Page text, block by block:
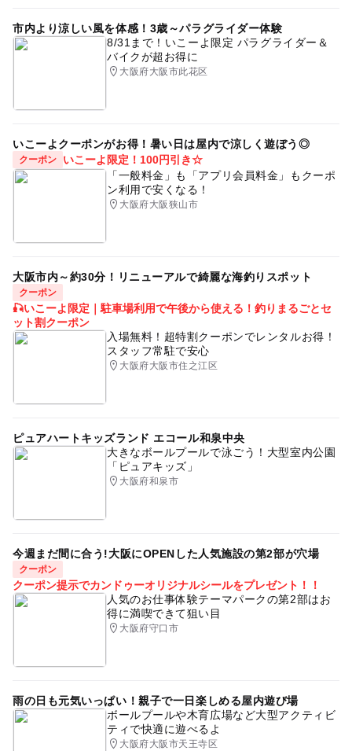
市内より涼しい風を体感！3歳～パラグライダー体験
8/31まで！いこーよ限定 パラグライダー＆
バイクが超お得に
大阪府大阪市此花区
いこーよクーポンがお得！暑い日は屋内で涼しく遊ぼう◎
クーポン
いこーよ限定！100円引き☆
「一般料金」も「アプリ会員料金」もクーポ
ン利用で安くなる！
大阪府大阪狭山市
大阪市内～約30分！リニューアルで綺麗な海釣りスポット
クーポン
🎣いこーよ限定｜駐車場利用で午後から使える！釣りまるごとセ
ット割クーポン
入場無料！超特割クーポンでレンタルお得！
スタッフ常駐で安心
大阪府大阪市住之江区
ピュアハートキッズランド エコール和泉中央
大きなボールプールで泳ごう！大型室内公園
「ピュアキッズ」
大阪府和泉市
今週まだ間に合う!大阪にOPENした人気施設の第2部が穴場
クーポン
クーポン提示でカンドゥーオリジナルシールをプレゼント！！
人気のお仕事体験テーマパークの第2部はお
得に満喫できて狙い目
大阪府守口市
雨の日も元気いっぱい！親子で一日楽しめる屋内遊び場
ボールプールや木育広場など大型アクティビ
ティで快適に遊べるよ
大阪府大阪市天王寺区